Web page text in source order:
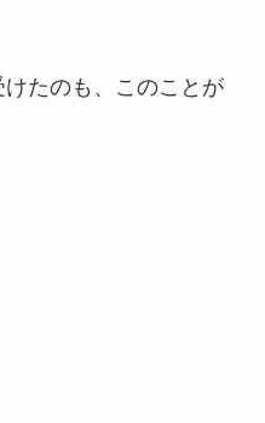
たのも、このことが